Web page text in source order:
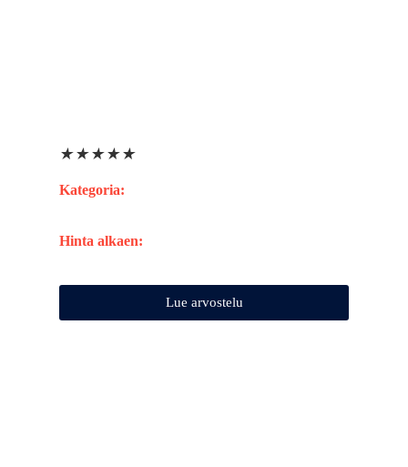
★★★★★
Kategoria:
Hinta alkaen:
Lue arvostelu